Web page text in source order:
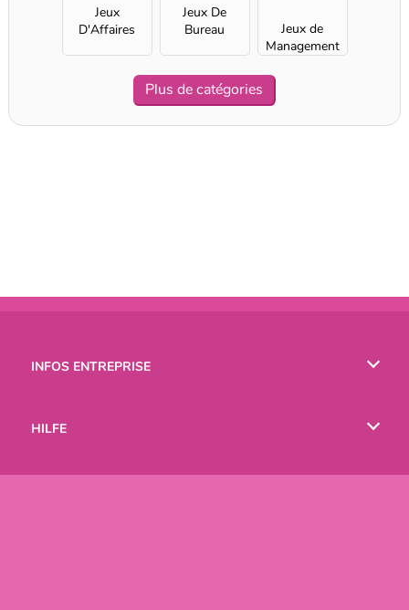
Jeux
D'Affaires
Jeux De
Bureau
Jeux de
Management
Plus de catégories
INFOS ENTREPRISE
HILFE
Hilfe